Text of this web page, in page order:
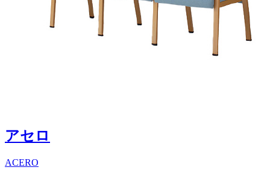
アセロ
ACERO